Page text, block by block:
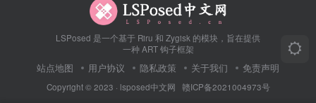
LSPosed 是一个基于 Riru 和 Zygisk 的模块，旨在提供
一种 ART 钩子框架
站点地图 用户协议 隐私政策 关于我们 免责声明
Copyright © 2023 · lsposed中文网 赣ICP备2021004973号